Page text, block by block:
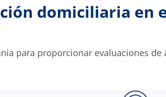
domiciliaria en
para proporcionar evaluaciones de